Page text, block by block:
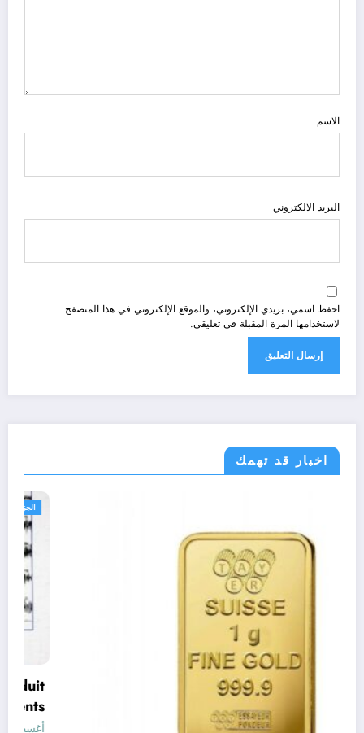
الاسم
البريد الالكتروني
احفظ اسمي، بريدي الإلكتروني، والموقع الإلكتروني في هذا المتصفح
لاستخدامها المرة المقبلة في تعليقي.
اخبار قد تهمك